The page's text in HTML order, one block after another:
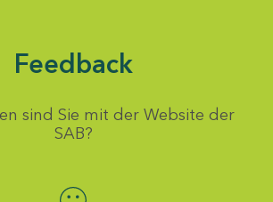
Feedback
sind Sie mit der Website der
SAB?
Bewertung auswählen